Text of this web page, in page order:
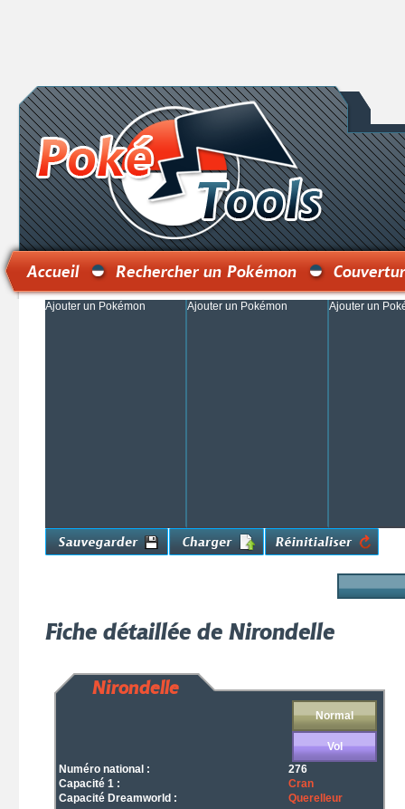
Accueil Rechercher un Pokémon
Ajouter un Pokémon Ajouter un Pokémon Ajouter un
Fiche détaillée de Nirondelle
Nirondelle
Normal
Vol
Numéro national :
276
Capacité 1 :
Cran
Capacité Dreamworld :
Querelleur